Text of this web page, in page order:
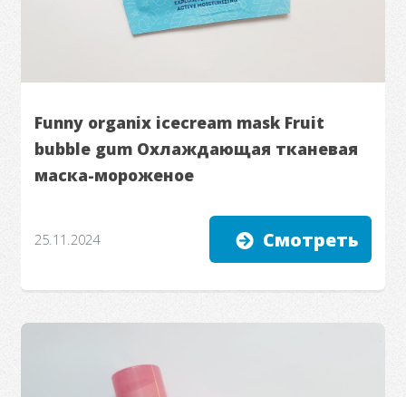
Funny organix icecream mask Fruit
bubble gum Охлаждающая тканевая
маска-мороженое
25.11.2024 Смотреть